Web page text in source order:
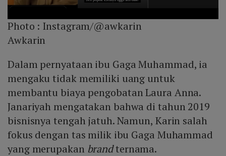
Photo : Instagram/@awkarin
Awkarin
Dalam pernyataan ibu Gaga Muhammad, ia
mengaku tidak memiliki uang untuk
membantu biaya pengobatan Laura Anna.
Janariyah mengatakan bahwa di tahun 2019
bisnisnya tengah jatuh. Namun, Karin salah
fokus dengan tas milik ibu Gaga Muhammad
yang merupakan brandternama.